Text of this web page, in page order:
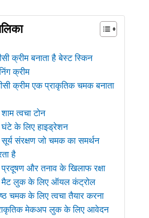
क्रीम बनाता है बेस्ट स्किन
क्रीम
क्रीम एक प्राकृतिक चमक बनाता
त्वचा टोन
के लिए हाइड्रेशन
संरक्षण जो चमक का समर्थन
है
और तनाव के खिलाफ रक्षा
मैट लुक के लिए ऑयल कंट्रोल
चमक के लिए त्वचा तैयार करना
मेकअप लुक के लिए आवेदन